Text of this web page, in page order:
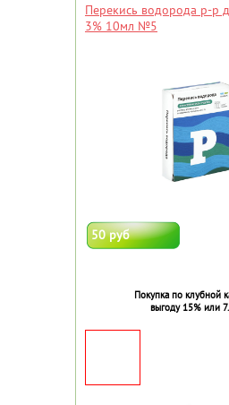
Перекись водорода р-р
3% 10мл №5
50 руб
Покупка по клубной
выгоду 15% или